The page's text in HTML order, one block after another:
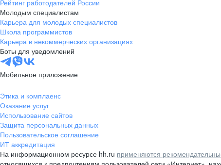
Рейтинг работодателей России
Молодым специалистам
Карьера для молодых специалистов
Школа программистов
Карьера в некоммерческих организациях
Боты для уведомлений
Мобильное приложение
Этика и комплаенс
Оказание услуг
Использование сайтов
Защита персональных данных
Пользовательское соглашение
ИТ аккредитация
На информационном ресурсе hh.ru применяются